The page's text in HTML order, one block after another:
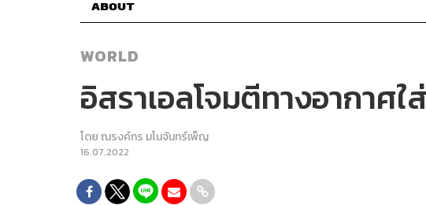
ABOUT
WORLD
อิสราเอลโจมตีทางอากาศ
โดยณรงค์กร มโนจันทร์เพ็ญ
16.07.2022